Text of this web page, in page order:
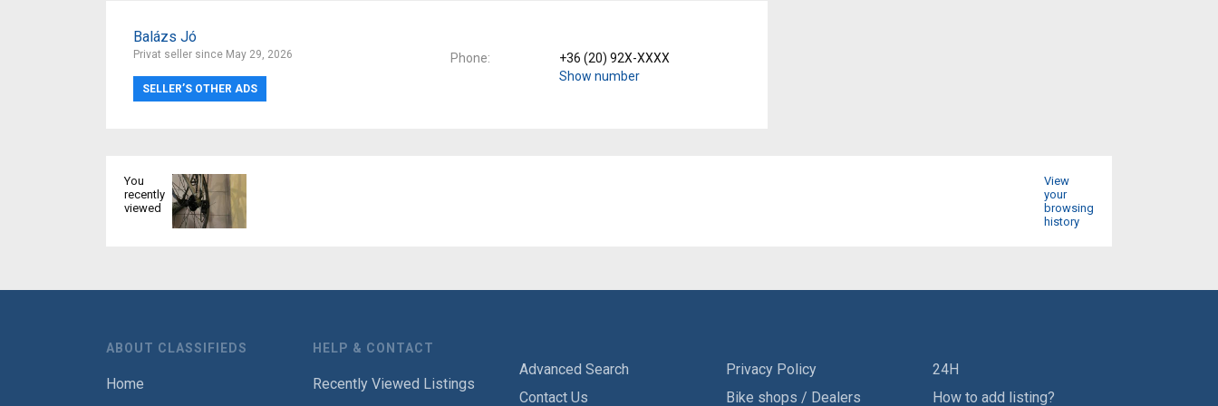
Balázs Jó
Privat seller since May 29, 2026
SELLER’S OTHER ADS
Phone
+36 (20) 92X-XXXX
Show number
You
recently
viewed
View
your
browsing
history
ABOUT CLASSIFIEDS
Home
HELP & CONTACT
Recently Viewed Listings
Advanced Search
Contact Us
Privacy Policy
Bike shops / Dealers
24H
How to add listing?